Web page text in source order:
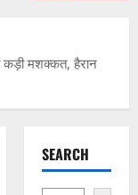
कड़ी मशक्कत, हैरान
SEARCH